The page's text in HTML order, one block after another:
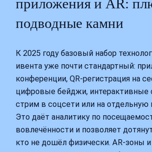
приложения и AR:
подводные камни
К 2025 году базовый набор
ивента уже почти стандартный:
конференции, QR-регистрация на
цифровые бейджи, интерактивные
стрим в соцсети или на отдельную
Это даёт аналитику по
вовлечённости и позволяет
кто не дошёл физически. AR-зоны и